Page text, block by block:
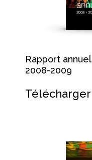
Rapport annuel
2008-2009
Télécharger